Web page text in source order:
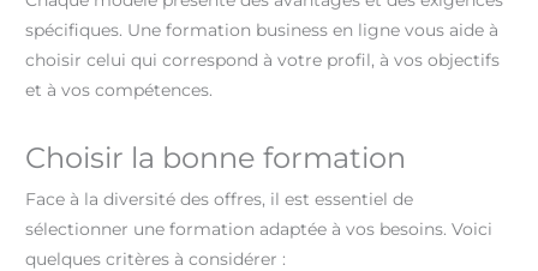
spécifiques. Une formation business en ligne vous aide à
choisir celui qui correspond à votre profil, à vos objectifs
et à vos compétences.
Choisir la bonne formation
Face à la diversité des offres, il est essentiel de
sélectionner une formation adaptée à vos besoins. Voici
quelques critères à considérer :